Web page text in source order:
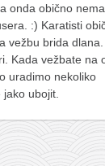
onda obično nema
:) Karatisti
vežbu brida dlana.
Kada vežbate na
uradimo nekoliko
ubojit.